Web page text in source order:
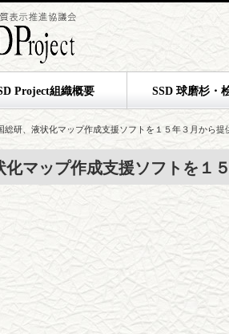
Project組織概要 SSD 球磨杉・
総研、液状化マップ作成支援ソフトを１５年３月から提
化マップ作成支援ソフトを１